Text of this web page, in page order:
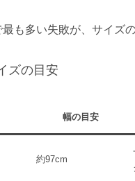
も多い失敗が、サイズ
ズの目安
幅の目安
約97cm